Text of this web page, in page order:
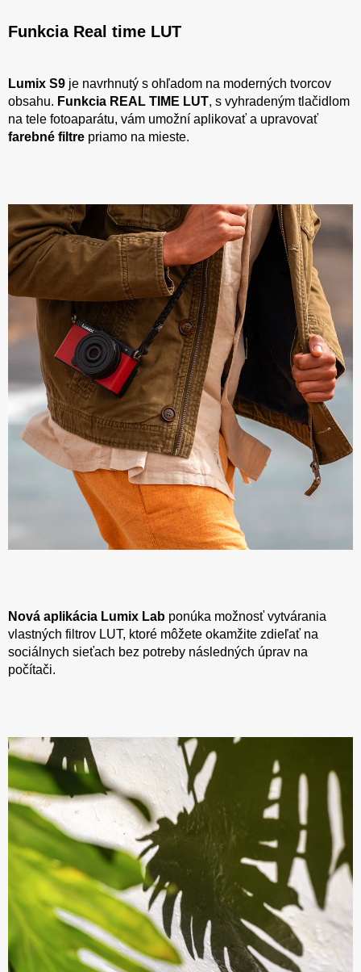
Funkcia Real time LUT
Lumix S9 je navrhnutý s ohľadom na moderných tvorcov
obsahu. Funkcia REAL TIME LUT, s vyhradeným tlačidlom
na tele fotoaparátu, vám umožní aplikovať a upravovať
farebné filtre priamo na mieste.
Nová aplikácia Lumix Lab ponúka možnosť vytvárania
vlastných filtrov LUT, ktoré môžete okamžite zdieľať na
sociálnych sieťach bez potreby následných úprav na
počítači.